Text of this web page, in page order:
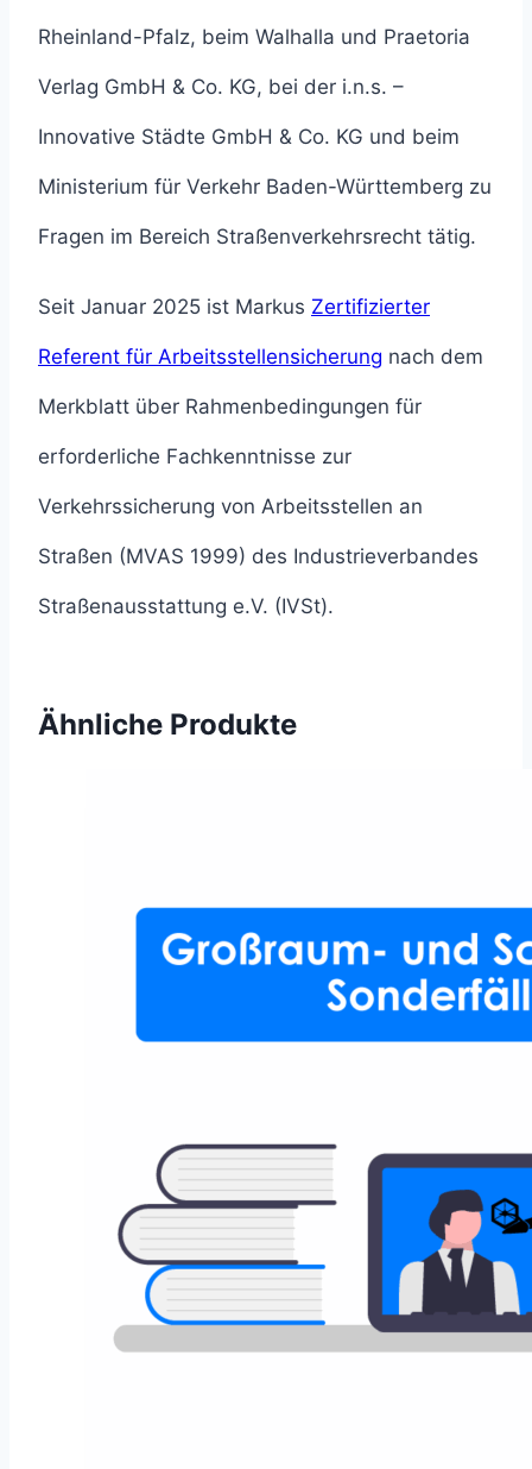
Rheinland-Pfalz, beim Walhalla und Praetoria
Verlag GmbH & Co. KG, bei der i.n.s. –
Innovative Städte GmbH & Co. KG und beim
Ministerium für Verkehr Baden-Württemberg zu
Fragen im Bereich Straßenverkehrsrecht tätig.
Seit Januar 2025 ist Markus Zertifizierter
Referent für Arbeitsstellensicherung nach dem
Merkblatt über Rahmenbedingungen für
erforderliche Fachkenntnisse zur
Verkehrssicherung von Arbeitsstellen an
Straßen (MVAS 1999) des Industrieverbandes
Straßenausstattung e.V. (IVSt).
Ähnliche Produkte